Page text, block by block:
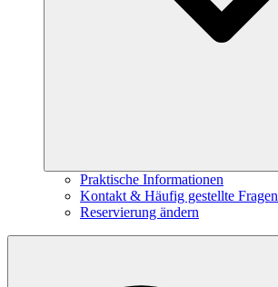
Praktische Informationen
Kontakt & Häufig gestellte Fragen
Reservierung ändern